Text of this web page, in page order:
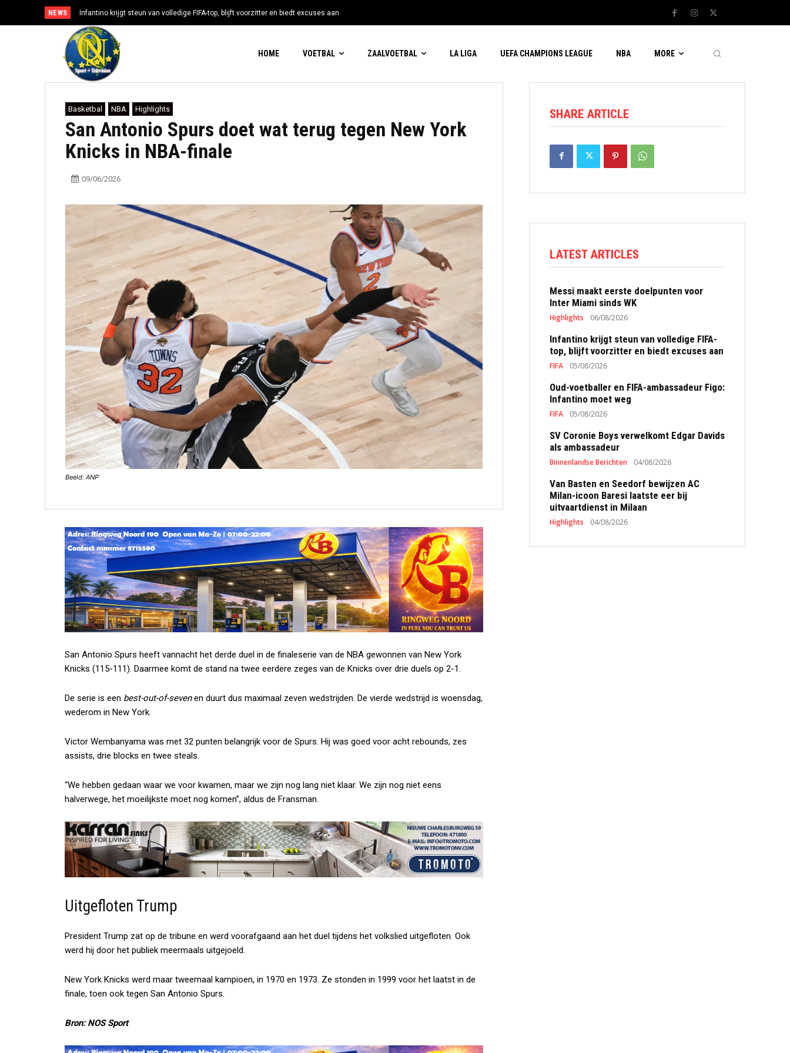
NEWS Infantino krijgt steun van volledige FIFA-top, blijft voorzitter en biedt excuses aan
HOME VOETBAL ZAALVOETBAL LA LIGA UEFA CHAMPIONS LEAGUE NBA MORE
Basketbal NBA Highlights
San Antonio Spurs doet wat terug tegen New York
Knicks in NBA-finale
09/06/2026
Beeld: ANP
San Antonio Spurs heeft vannacht het derde duel in de finaleserie van de NBA gewonnen van New York
Knicks (115-111). Daarmee komt de stand na twee eerdere zeges van de Knicks over drie duels op 2-1.
De serie is een best-out-of-sevenen duurt dus maximaal zeven wedstrijden. De vierde wedstrijd is woensdag,
wederom in New York.
Victor Wembanyama was met 32 punten belangrijk voor de Spurs. Hij was goed voor acht rebounds, zes
assists, drie blocks en twee steals.
“We hebben gedaan waar we voor kwamen, maar we zijn nog lang niet klaar. We zijn nog niet eens
halverwege, het moeilijkste moet nog komen”, aldus de Fransman.
Uitgefloten Trump
President Trump zat op de tribune en werd voorafgaand aan het duel tijdens het volkslied uitgefloten. Ook
werd hij door het publiek meermaals uitgejoeld.
New York Knicks werd maar tweemaal kampioen, in 1970 en 1973. Ze stonden in 1999 voor het laatst in de
finale, toen ook tegen San Antonio Spurs.
Bron: NOS Sport
SHARE ARTICLE
LATEST ARTICLES
Messi maakt eerste doelpunten voor
Inter Miami sinds WK
Highlights 06/08/2026
Infantino krijgt steun van volledige FIFA-
top, blijft voorzitter en biedt excuses aan
FIFA 05/08/2026
Oud-voetballer en FIFA-ambassadeur Figo:
Infantino moet weg
FIFA 05/08/2026
SV Coronie Boys verwelkomt Edgar Davids
als ambassadeur
Binnenlandse Berichten 04/08/2026
Van Basten en Seedorf bewijzen AC
Milan-icoon Baresi laatste eer bij
uitvaartdienst in Milaan
Highlights 04/08/2026